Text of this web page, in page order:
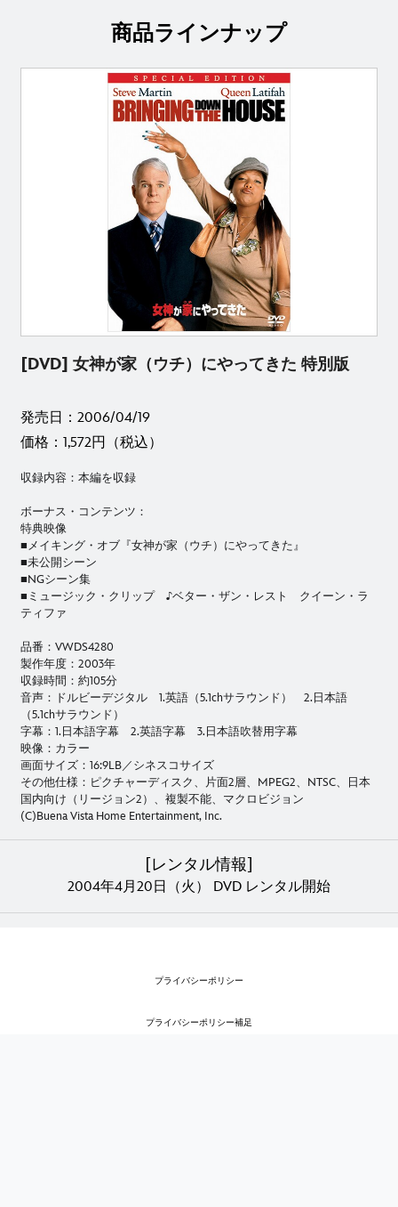
商品ラインナップ
[DVD] 女神が家（ウチ）にやってきた 特別版
発売日：2006/04/19
価格：1,572円（税込）
収録内容：本編を収録
ボーナス・コンテンツ：
特典映像
■メイキング・オブ『女神が家（ウチ）にやってきた』
■未公開シーン
■NGシーン集
■ミュージック・クリップ ♪ベター・ザン・レスト クイーン・ラ
ティファ
品番：VWDS4280
製作年度：2003年
収録時間：約105分
音声：ドルビーデジタル 1.英語（5.1chサラウンド） 2.日本語
（5.1chサラウンド）
字幕：1.日本語字幕 2.英語字幕 3.日本語吹替用字幕
映像：カラー
画面サイズ：16:9LB／シネスコサイズ
その他仕様：ピクチャーディスク、片面2層、MPEG2、NTSC、日本
国内向け（リージョン2）、複製不能、マクロビジョン
(C)Buena Vista Home Entertainment, Inc.
[レンタル情報]
2004年4月20日（火） DVD レンタル開始
プライバシーポリシー
プライバシーポリシー補足